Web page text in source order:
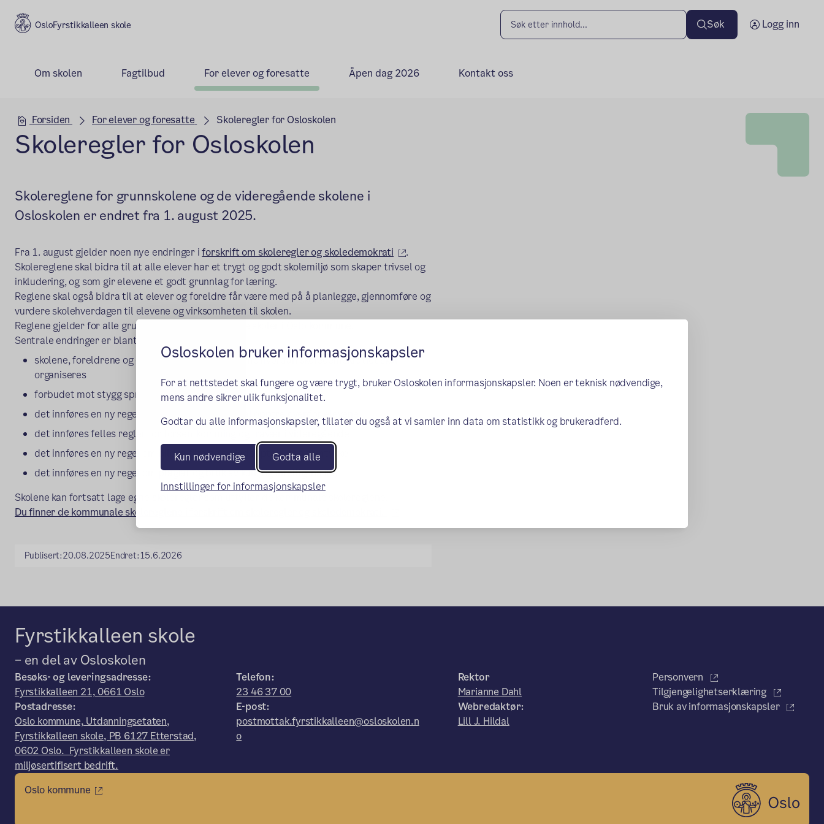
Osloskolen bruker informasjonskapsler
For at nettstedet skal fungere og være trygt, bruker Osloskolen informasjonskapsler. Noen er teknisk nødvendige,
mens andre sikrer ulik funksjonalitet.
Godtar du alle informasjonskapsler, tillater du også at vi samler inn data om statistikk og brukeradferd.
Kun nødvendige Godta alle
Innstillinger for informasjonskapsler
Fyrstikkalleen skole Søk Logg inn
Om skolen Fagtilbud For elever og foresatte Åpen dag 2026 Kontakt oss
Hovedseksjon
Forsiden For elever og foresatte Skoleregler for Osloskolen
Skoleregler for Osloskolen
Skolereglene for grunnskolene og de videregående skolene i
Osloskolen er endret fra 1. august 2025.
Fra 1. august gjelder noen nye endringer iforskrift om skoleregler og skoledemokrati (ekstern lenke)
.
Skolereglene skal bidra til at alle elever har et trygt og godt skolemiljø som skaper trivsel og
inkludering, og som gir elevene et godt grunnlag for læring.
Reglene skal også bidra til at elever og foreldre får være med på å planlegge, gjennomføre og
vurdere skolehverdagen til elevene og virksomheten til skolen.
Reglene gjelder for alle grunnskoler og videregående skoler i Oslo kommune.
Sentrale endringer er blant annet at:
skolene, foreldrene og elevene selv kan bestemme hvordan skoledemokratiet skal
organiseres
forbudet mot stygg språkbruk tydeliggjøres
det innføres en ny regel om hvordan ansatte skal opptre ovenfor elevene
det innføres felles regler for forsentkomming og fravær i videregående
det innføres en ny regel om bilder, filming og lydopptak uten samtykke
det innføres en ny regel om plagiat og bruk av kunstig intelligens (KI)
Skolene kan fortsatt lage egne skoleregler som utfyller de kommunale skolereglene.
Du finner de kommunale skolereglene i forskrift om skoleregler og skoledemokrati.
Publisert:20.08.2025Endret:15.6.2026
Fyrstikkalleen skole
– en del av Osloskolen
Besøks- og leveringsadresse:
Fyrstikkalleen 21, 0661 Oslo
Postadresse:
Oslo kommune, Utdanningsetaten,
Fyrstikkalleen skole, PB 6127 Etterstad,
0602 Oslo. Fyrstikkalleen skole er
miljøsertifisert bedrift.
Telefon:
23 46 37 00
E-post:
postmottak.fyrstikkalleen@osloskolen.n
o
Rektor
Marianne Dahl
Webredaktør:
Lill J. Hildal
Personvern
Tilgjengelighetserklæring
Bruk av informasjonskapsler
Oslo kommune